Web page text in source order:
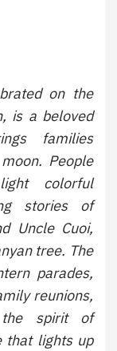
on the
is a beloved
families
People
colorful
stories of
Uncle Cuoi,
tree. The
parades,
reunions,
the spirit of
that lights up